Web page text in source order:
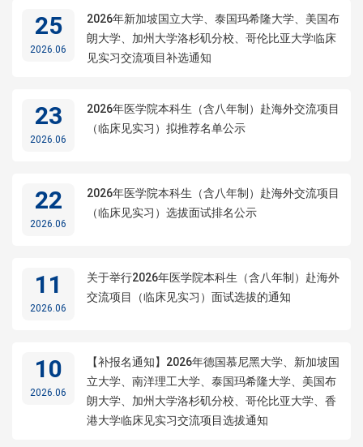
25
2026.06
2026年新加坡国立大学、泰国玛希隆大学、美国布
朗大学、加州大学洛杉矶分校、哥伦比亚大学临床
见实习交流项目补选通知
23
2026.06
2026年医学院本科生（含八年制）赴海外交流项目
（临床见实习）拟推荐名单公示
22
2026.06
2026年医学院本科生（含八年制）赴海外交流项目
（临床见实习）选拔面试排名公示
11
2026.06
关于举行2026年医学院本科生（含八年制）赴海外
交流项目（临床见实习）面试选拔的通知
10
2026.06
【补报名通知】2026年德国慕尼黑大学、新加坡国
立大学、南洋理工大学、泰国玛希隆大学、美国布
朗大学、加州大学洛杉矶分校、哥伦比亚大学、香
港大学临床见实习交流项目选拔通知